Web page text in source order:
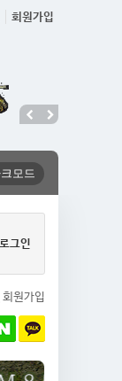
회원가입
회원가입